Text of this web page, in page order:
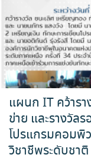
แผนก IT คว้ารา
ข่าย และรางวัล
โปรแกรมคอมพิ
วิชาชีพระดับชาติ